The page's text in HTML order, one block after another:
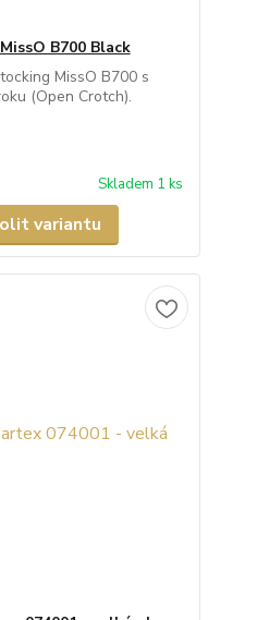
B700 Black
MissO B700 s
(Open Crotch).
Skladem 1 ks
variantu